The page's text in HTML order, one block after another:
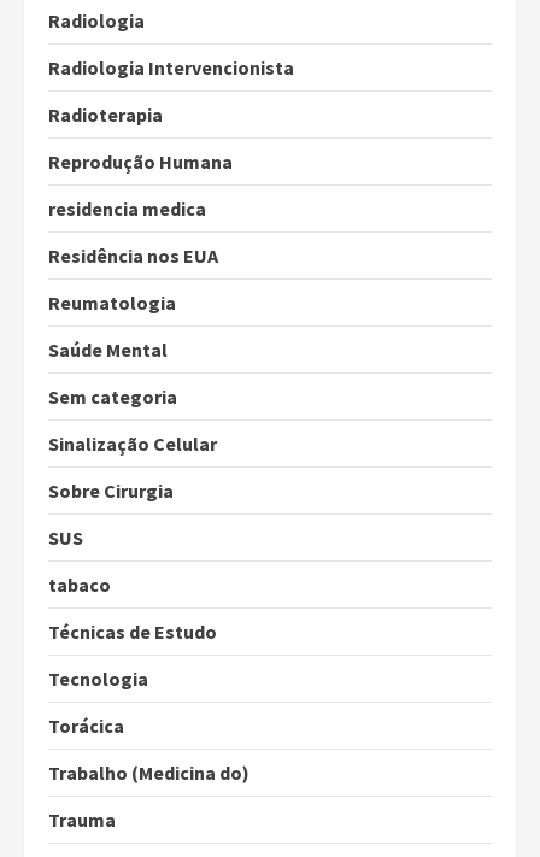
Radiologia
Radiologia Intervencionista
Radioterapia
Reprodução Humana
residencia medica
Residência nos EUA
Reumatologia
Saúde Mental
Sem categoria
Sinalização Celular
Sobre Cirurgia
SUS
tabaco
Técnicas de Estudo
Tecnologia
Torácica
Trabalho (Medicina do)
Trauma